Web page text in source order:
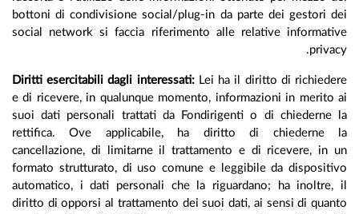
bottoni di condivisione social/plug-in da parte dei gestori
social network si faccia riferimento alle relative
Diritti esercitabili dagli interessati: Lei ha il diritto di
e di ricevere, in qualunque momento, informazioni in
suoi dati personali trattati da Fondirigenti o di chiederne
rettifica. Ove applicabile, ha diritto di chiederne
cancellazione, di limitarne il trattamento e di ricevere, in
formato strutturato, di uso comune e leggibile da
automatico, i dati personali che la riguardano; ha
diritto di opporsi al trattamento dei suoi dati, ai sensi di